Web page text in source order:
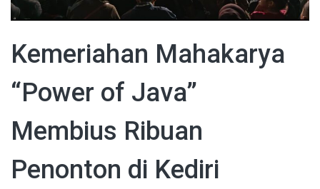
Kemeriahan Mahakarya
“Power of Java”
Membius Ribuan
Penonton di Kediri